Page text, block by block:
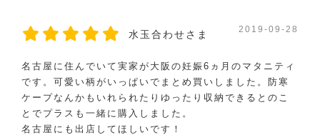
水玉合わせさま 2019-09-28
名古屋に住んでいて実家が大阪の妊娠6ヵ月のマタニティ
です。可愛い柄がいっぱいでまとめ買いしました。防寒
ケープなんかもいれられたりゆったり収納できるとのこ
とでプラスも一緒に購入しました。
名古屋にも出店してほしいです！